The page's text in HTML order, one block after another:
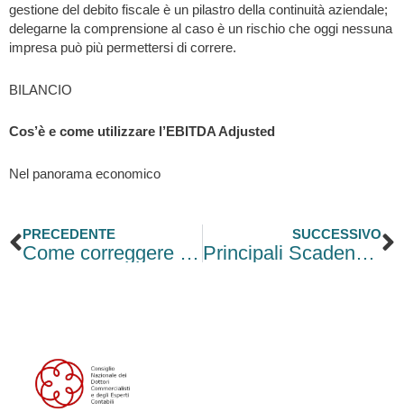
gestione del debito fiscale è un pilastro della continuità aziendale;
delegarne la comprensione al caso è un rischio che oggi nessuna
impresa può più permettersi di correre.
BILANCIO
Cos’è e come utilizzare l’EBITDA Adjusted
Nel panorama economico
Precedente
PRECEDENTE
Come correggere o revocare la domanda di rottamazione quinquies entro il 30 aprile 2026
SUCCESSIVO
Principali Scadenze per la Gestione del Personale